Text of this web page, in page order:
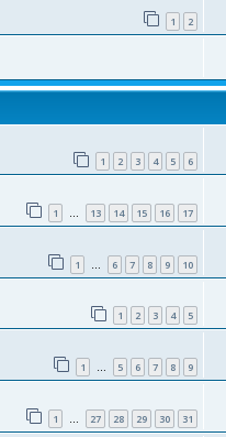
1 2
1 2 3 4 5 6
1 … 13 14 15 16 17
1 … 6 7 8 9 10
1 2 3 4 5
1 … 5 6 7 8 9
1 … 27 28 29 30 31